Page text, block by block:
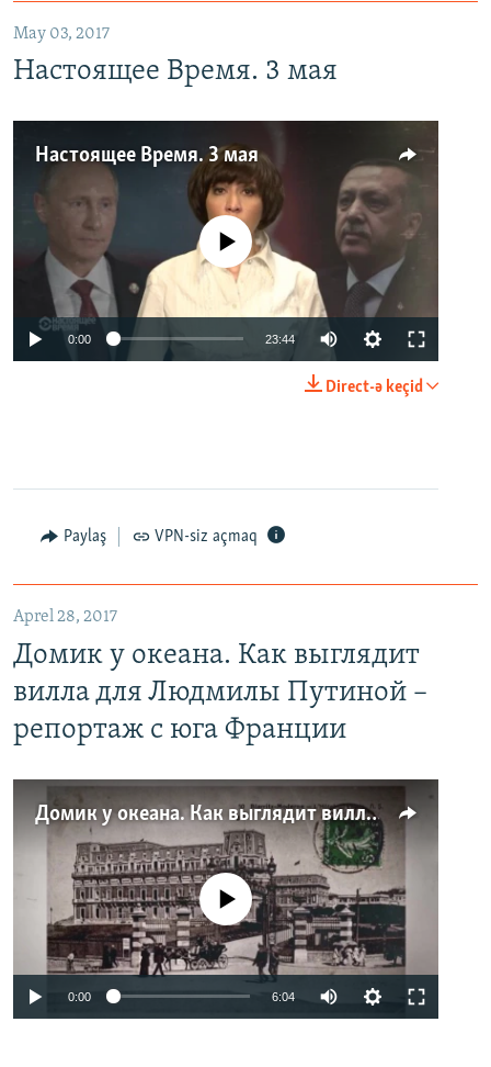
May 03, 2017
Настоящее Время. 3 мая
Настоящее Время. 3 мая
No media source currently available
0:00 23:44
Direct-ə keçid
Paylaş VPN-siz açmaq
Aprel 28, 2017
Домик у океана. Как выглядит
вилла для Людмилы Путиной –
репортаж с юга Франции
Домик у океана. Как выглядит вилла для Людмилы Путиной – репортаж с юга Франции
No media source currently available
0:00 6:04